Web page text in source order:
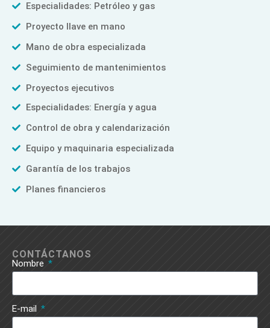
Especialidades: Petróleo y gas
Proyecto llave en mano
Mano de obra especializada
Seguimiento de mantenimientos
Proyectos ejecutivos
Especialidades: Energía y agua
Control de obra y calendarización
Equipo y maquinaria especializada
Garantía de los trabajos
Planes financieros
CONTÁCTANOS
Nombre
E-mail